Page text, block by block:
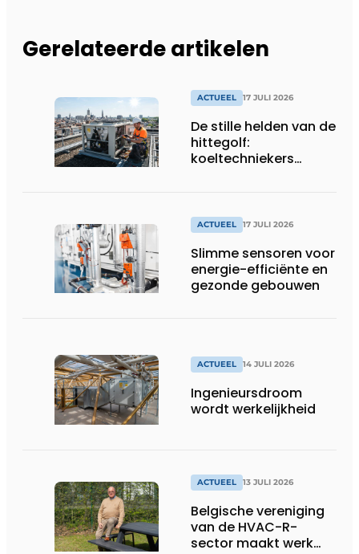
Gerelateerde artikelen
ACTUEEL 17 JULI 2026
De stille helden van de
hittegolf:
koeltechniekers
productiebedrijven
draaiende
ACTUEEL 17 JULI 2026
Slimme sensoren voor
energie-efficiënte en
gezonde gebouwen
ACTUEEL 14 JULI 2026
Ingenieursdroom
wordt werkelijkheid
ACTUEEL 13 JULI 2026
Belgische vereniging
van de HVAC-R-
sector maakt werk